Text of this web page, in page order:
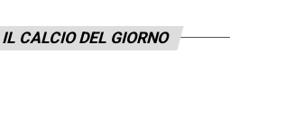
IL CALCIO DEL GIORNO